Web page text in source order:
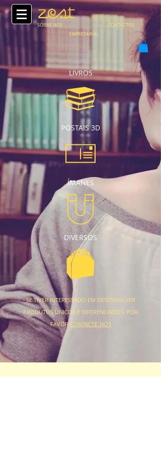
SOBRE NÓS CONTACTOS
EMPRESARIAL
LIVROS
POSTAIS 3D
ÍMANES
DIVERSOS
SE TIVER INTERESSADO EM DESENVOLVER
PRODUTOS ÚNICOS E DIFERENCIADOS, POR
FAVOR CONTACTE-NOS